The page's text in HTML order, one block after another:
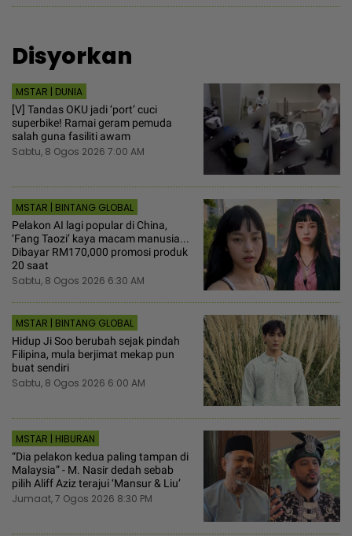
Disyorkan
MSTAR | DUNIA
[V] Tandas OKU jadi ‘port’ cuci
superbike! Ramai geram pemuda
salah guna fasiliti awam
Sabtu, 8 Ogos 2026 7:00 AM
MSTAR | BINTANG GLOBAL
Pelakon AI lagi popular di China,
‘Fang Taozi’ kaya macam manusia...
Dibayar RM170,000 promosi produk
20 saat
Sabtu, 8 Ogos 2026 6:30 AM
MSTAR | BINTANG GLOBAL
Hidup Ji Soo berubah sejak pindah
Filipina, mula berjimat mekap pun
buat sendiri
Sabtu, 8 Ogos 2026 6:00 AM
MSTAR | HIBURAN
“Dia pelakon kedua paling tampan di
Malaysia” - M. Nasir dedah sebab
pilih Aliff Aziz terajui ‘Mansur & Liu’
Jumaat, 7 Ogos 2026 8:30 PM